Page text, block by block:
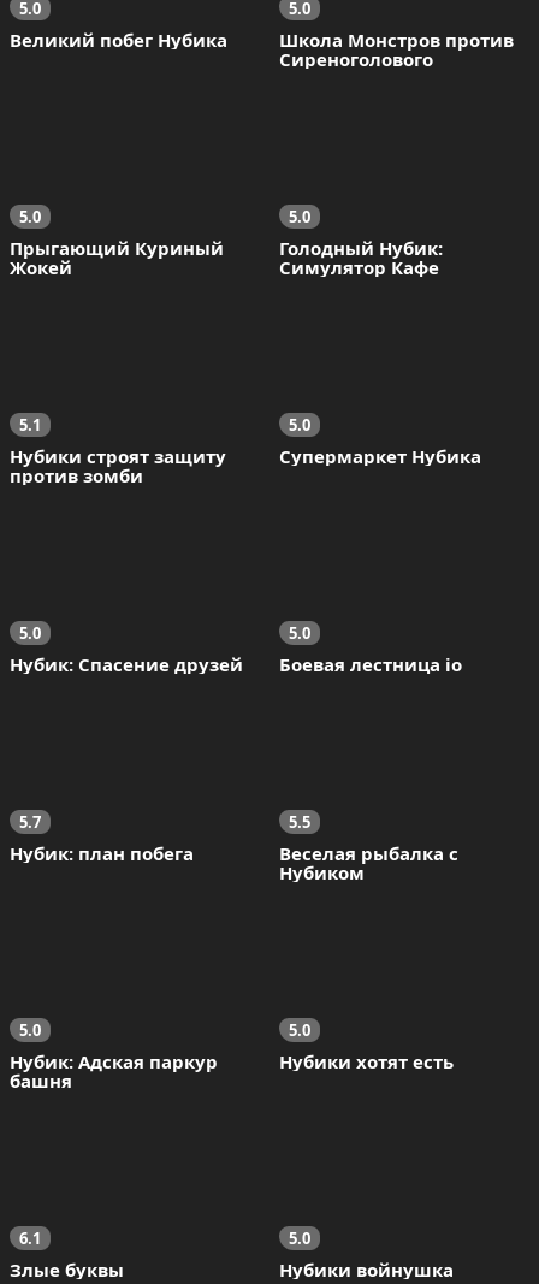
5.0
Великий побег Нубика
5.0
Школа Монстров против
Сиреноголового
5.0
Прыгающий Куриный
Жокей
5.0
Голодный Нубик:
Симулятор Кафе
5.1
Нубики строят защиту
против зомби
5.0
Супермаркет Нубика
5.0
Нубик: Спасение друзей
5.0
Боевая лестница io
5.7
Нубик: план побега
5.5
Веселая рыбалка с
Нубиком
5.0
Нубик: Адская паркур
башня
5.0
Нубики хотят есть
6.1
Злые буквы
5.0
Нубики войнушка